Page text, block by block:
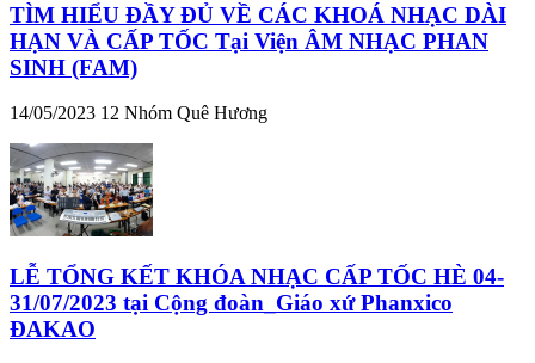
TÌM HIỂU ĐẦY ĐỦ VỀ CÁC KHOÁ NHẠC DÀI
HẠN VÀ CẤP TỐC Tại Viện ÂM NHẠC PHAN
SINH (FAM)
14/05/2023 12 Nhóm Quê Hương
LỄ TỔNG KẾT KHÓA NHẠC CẤP TỐC HÈ 04-
31/07/2023 tại Cộng đoàn_Giáo xứ Phanxico
ĐAKAO